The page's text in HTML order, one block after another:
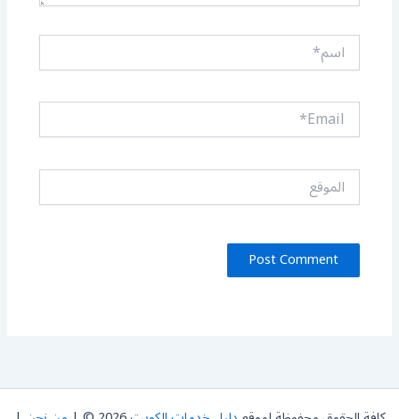
اسم*
Email*
الموقع